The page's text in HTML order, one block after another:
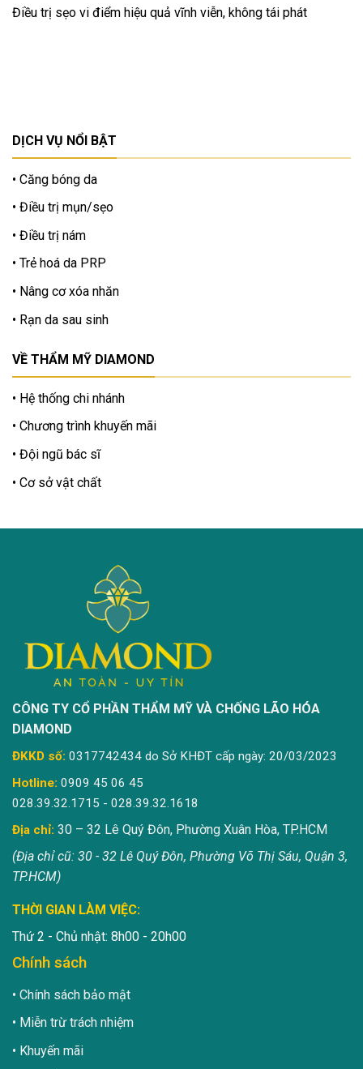
Điều trị sẹo vi điểm hiệu quả vĩnh viễn, không tái phát
DỊCH VỤ NỔI BẬT
Căng bóng da
Điều trị mụn/sẹo
Điều trị nám
Trẻ hoá da PRP
Nâng cơ xóa nhăn
Rạn da sau sinh
VỀ THẨM MỸ DIAMOND
Hệ thống chi nhánh
Chương trình khuyến mãi
Đội ngũ bác sĩ
Cơ sở vật chất
CÔNG TY CỔ PHẦN THẨM MỸ VÀ CHỐNG LÃO HÓA
DIAMOND
ĐKKD số: 0317742434 do Sở KHĐT cấp ngày: 20/03/2023
Hotline: 0909 45 06 45
028.39.32.1715 - 028.39.32.1618
Địa chỉ: 30 – 32 Lê Quý Đôn, Phường Xuân Hòa, TP.HCM
(Địa chỉ cũ: 30 - 32 Lê Quý Đôn, Phường Võ Thị Sáu, Quận 3,
TP.HCM)
THỜI GIAN LÀM VIỆC:
Thứ 2 - Chủ nhật: 8h00 - 20h00
Chính sách
Chính sách bảo mật
Miễn trừ trách nhiệm
Khuyến mãi